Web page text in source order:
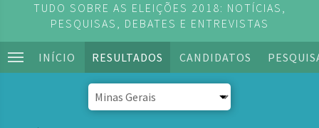
TUDO SOBRE AS ELEIÇÕES 2018: NOTÍCIAS,
PESQUISAS, DEBATES E ENTREVISTAS
INÍCIO RESULTADOS CANDIDATOS